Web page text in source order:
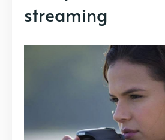
streaming